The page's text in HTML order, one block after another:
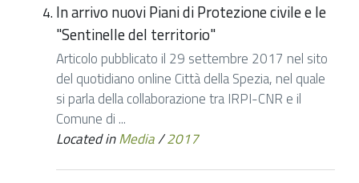
In arrivo nuovi Piani di Protezione civile e le
"Sentinelle del territorio"
Articolo pubblicato il 29 settembre 2017 nel sito
del quotidiano online Città della Spezia, nel quale
si parla della collaborazione tra IRPI-CNR e il
Comune di ...
Located inMedia/2017